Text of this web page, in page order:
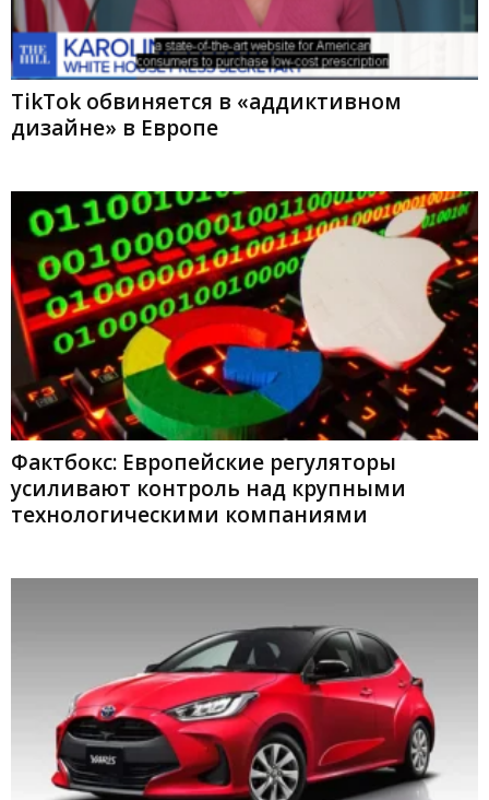
TikTok обвиняется в «аддиктивном
дизайне» в Европе
Фактбокс: Европейские регуляторы
усиливают контроль над крупными
технологическими компаниями